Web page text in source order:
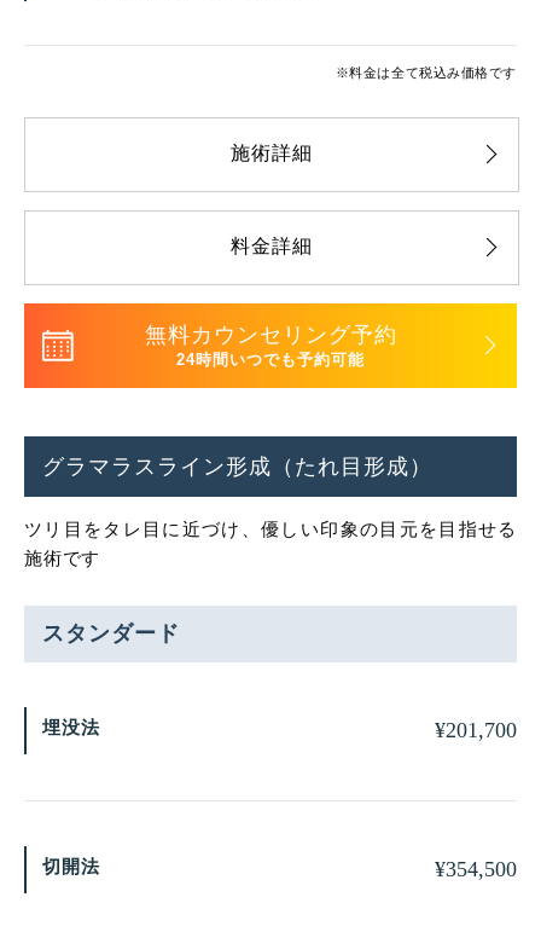
※料金は全て税込み価格です
施術詳細
料金詳細
無料カウンセリング予約
24時間いつでも予約可能
グラマラスライン形成（たれ目形成）
ツリ目をタレ目に近づけ、優しい印象の目元を目指せる
施術です
スタンダード
埋没法 ¥201,700
切開法 ¥354,500